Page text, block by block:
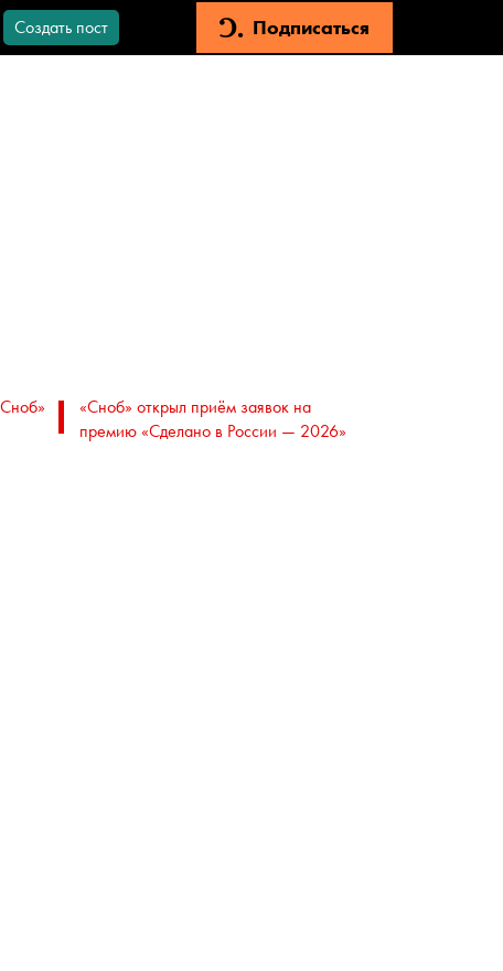
Создать пост Подписаться
«Сноб» открыл приём заявок на
премию «Сделано в России — 2026»